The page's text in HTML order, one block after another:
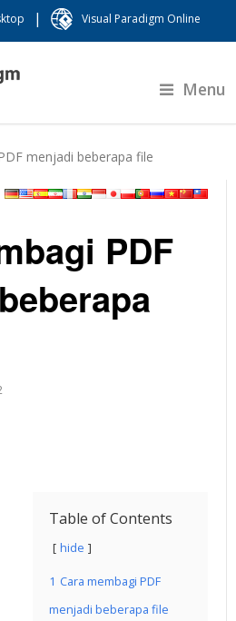
| Visual Paradigm Online
Menu
menjadi beberapa file
PDF
Table of Contents
hide
1 Cara membagi PDF
menjadi beberapa file